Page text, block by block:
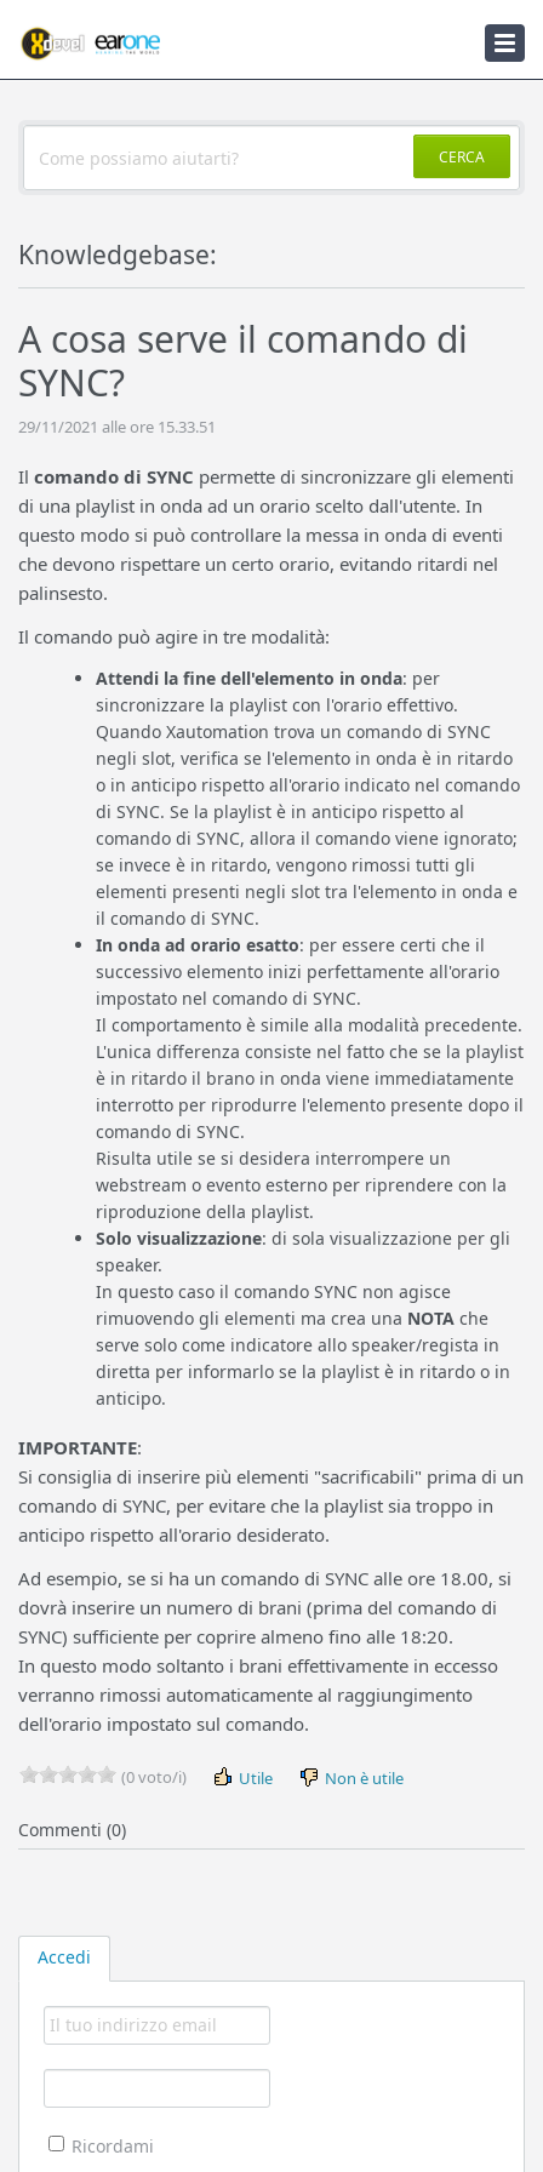
Notizie
Accedi
Ricordami
CERCA
Knowledgebase:
A cosa serve il comando di
SYNC?
29/11/2021 alle ore 15.33.51
Il comando di SYNC permette di sincronizzare gli elementi
di una playlist in onda ad un orario scelto dall'utente. In
questo modo si può controllare la messa in onda di eventi
che devono rispettare un certo orario, evitando ritardi nel
palinsesto.
Il comando può agire in tre modalità:
Attendi la fine dell'elemento in onda: per
sincronizzare la playlist con l'orario effettivo.
Quando Xautomation trova un comando di SYNC
negli slot, verifica se l'elemento in onda è in ritardo
o in anticipo rispetto all'orario indicato nel comando
di SYNC. Se la playlist è in anticipo rispetto al
comando di SYNC, allora il comando viene ignorato;
se invece è in ritardo, vengono rimossi tutti gli
elementi presenti negli slot tra l'elemento in onda e
il comando di SYNC.
In onda ad orario esatto: per essere certi che il
successivo elemento inizi perfettamente all'orario
impostato nel comando di SYNC.
Il comportamento è simile alla modalità precedente.
L'unica differenza consiste nel fatto che se la playlist
è in ritardo il brano in onda viene immediatamente
interrotto per riprodurre l'elemento presente dopo il
comando di SYNC.
Risulta utile se si desidera interrompere un
webstream o evento esterno per riprendere con la
riproduzione della playlist.
Solo visualizzazione: di sola visualizzazione per gli
speaker.
In questo caso il comando SYNC non agisce
rimuovendo gli elementi ma crea una NOTA che
serve solo come indicatore allo speaker/regista in
diretta per informarlo se la playlist è in ritardo o in
anticipo.
IMPORTANTE:
Si consiglia di inserire più elementi "sacrificabili" prima di un
comando di SYNC, per evitare che la playlist sia troppo in
anticipo rispetto all'orario desiderato.
Ad esempio, se si ha un comando di SYNC alle ore 18.00, si
dovrà inserire un numero di brani (prima del comando di
SYNC) sufficiente per coprire almeno fino alle 18:20.
In questo modo soltanto i brani effettivamente in eccesso
verranno rimossi automaticamente al raggiungimento
dell'orario impostato sul comando.
(0 voto/i) Utile Non è utile
Commenti (0)